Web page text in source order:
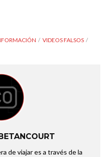
VIDEOS FALSOS
de viajar es a través de la